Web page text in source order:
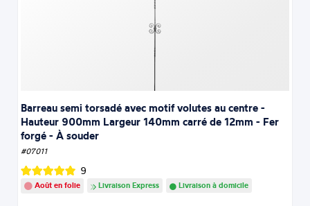
Barreau semi torsadé avec motif volutes au centre -
Hauteur 900mm Largeur 140mm carré de 12mm - Fer
forgé - À souder
#07011
9
Août en folie Livraison Express Livraison à domicile